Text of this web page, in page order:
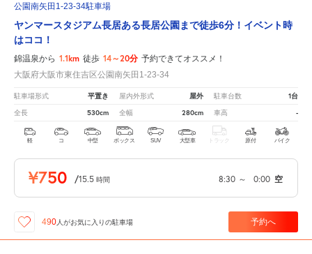
公園南矢田1-23-34駐車場
ヤンマースタジアム長居ある長居公園まで徒歩6分！イベント時
はココ！
錦温泉から 1.1km 徒歩 14～20分 予約できてオススメ！
大阪府大阪市東住吉区公園南矢田1-23-34
駐車場形式 平置き 屋内外形式 屋外 駐車台数 1台
全長 530cm 全幅 280cm 車高 -
軽 コ 中型 ボックス SUV 大型車 トラック 原付 バイク
¥750 /15.5 時間 8:30 ～ 0:00 空
490 人がお気に入りの駐車場 予約へ